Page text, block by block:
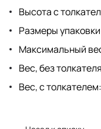
Высота с
Размеры
Максимальный
Вес, без
Вес, с